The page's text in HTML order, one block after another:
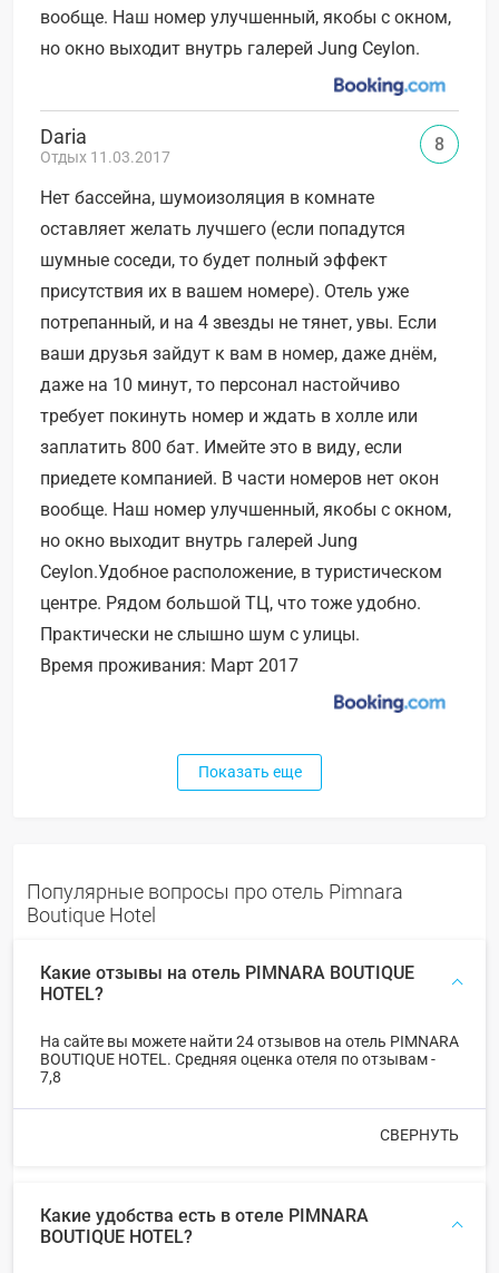
вообще. Наш номер улучшенный, якобы с окном,
но окно выходит внутрь галерей Jung Ceylon.
Daria
Отдых 11.03.2017
Нет бассейна, шумоизоляция в комнате
оставляет желать лучшего (если попадутся
шумные соседи, то будет полный эффект
присутствия их в вашем номере). Отель уже
потрепанный, и на 4 звезды не тянет, увы. Если
ваши друзья зайдут к вам в номер, даже днём,
даже на 10 минут, то персонал настойчиво
требует покинуть номер и ждать в холле или
заплатить 800 бат. Имейте это в виду, если
приедете компанией. В части номеров нет окон
вообще. Наш номер улучшенный, якобы с окном,
но окно выходит внутрь галерей Jung
Ceylon.Удобное расположение, в туристическом
центре. Рядом большой ТЦ, что тоже удобно.
Практически не слышно шум с улицы.
Время проживания: Март 2017
8
Показать еще
Популярные вопросы про отель Pimnara
Boutique Hotel
Какие отзывы на отель PIMNARA BOUTIQUE
HOTEL?
На сайте вы можете найти 24 отзывов на отель PIMNARA
BOUTIQUE HOTEL. Средняя оценка отеля по отзывам -
7,8
СВЕРНУТЬ
Какие удобства есть в отеле PIMNARA
BOUTIQUE HOTEL?